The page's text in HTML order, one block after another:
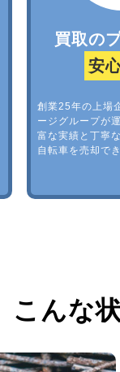
買取の
安
創業25年の上場
ージグループが
富な実績と丁寧
自転車を売却で
こんな